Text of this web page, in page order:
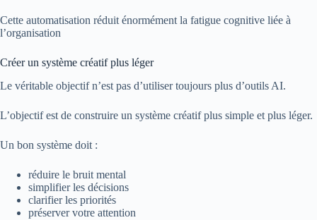
Cette automatisation réduit énormément la fatigue cognitive liée à
l’organisation
Créer un système créatif plus léger
Le véritable objectif n’est pas d’utiliser toujours plus d’outils AI.
L’objectif est de construire un système créatif plus simple et plus léger.
Un bon système doit :
réduire le bruit mental
simplifier les décisions
clarifier les priorités
préserver votre attention